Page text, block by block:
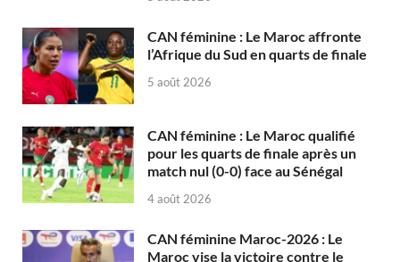
CAN féminine : Le Maroc affronte
l’Afrique du Sud en quarts de finale
5 août 2026
CAN féminine : Le Maroc qualifié
pour les quarts de finale après un
match nul (0-0) face au Sénégal
4 août 2026
CAN féminine Maroc-2026 : Le
Maroc vise la victoire contre le